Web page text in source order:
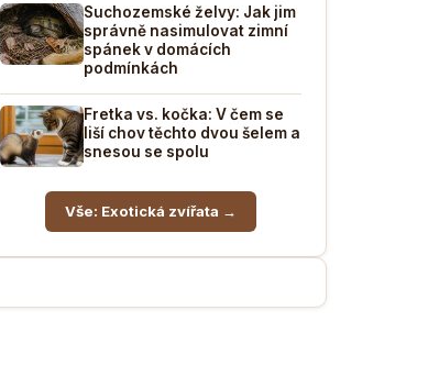
Suchozemské želvy: Jak jim
správně nasimulovat zimní
spánek v domácích
podmínkách
Fretka vs. kočka: V čem se
liší chov těchto dvou šelem a
snesou se spolu
Vše: Exotická zvířata →